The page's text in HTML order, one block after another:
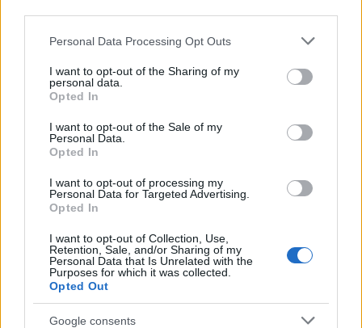
Please note that this website/app uses one or more Google
not limited to your visit or usage behaviour. You may click to
grant or deny consent to Google and its third-party tags to
use your data for below specified purposes in below Google
consent section.
Personal Data Processing Opt Outs
I want to opt-out of the Sharing of my
personal data.
Opted In
I want to opt-out of the Sale of my
Personal Data.
Opted In
I want to opt-out of processing my
Personal Data for Targeted Advertising.
Opted In
I want to opt-out of Collection, Use,
Retention, Sale, and/or Sharing of my
Personal Data that Is Unrelated with the
Purposes for which it was collected.
Opted Out
Google consents
Korrekt és szórakoztató film tehát a végeredmény, de
hogy hiába hibátlan más aspektusaiban, nem
tudom nagyra tartani. Nem csoda, hogy februárban
jelenthet rá komoly veszélyt, de miután ebben az
időszakban tényleg nem lesz sok minőségi film, 2
óra kikapcsolódás céljából szerintem bárki
nyugodtan ráfanyalodhat.
7,5/10
Címkék:sci-fi akció filmkritikák